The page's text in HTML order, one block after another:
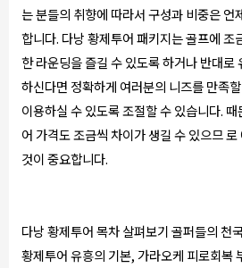
는 분들의 취향에 따라서 구성과 비중은 언
합니다. 다낭 황제투어 패키지는 골프에 조
한 라운딩을 즐길 수 있도록 하거나 반대로
하신다면 정확하게 여러분의 니즈를 만족
이용하실 수 있도록 조절할 수 있습니다.
어 가격도 조금씩 차이가 생길 수 있으므
것이 중요합니다.
다낭 황제투어 목차 살펴보기 골퍼들의 천
황제투어 유흥의 기본, 가라오케 피로회복